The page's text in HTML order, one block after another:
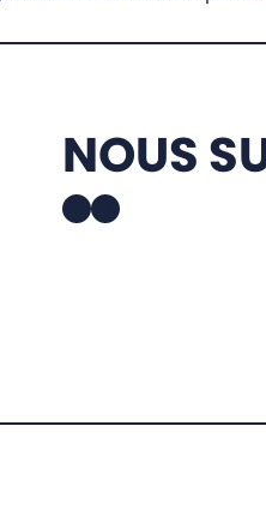
NOUS
Facebook Instagram